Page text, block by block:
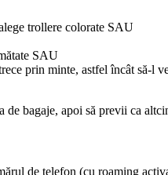
trollere colorate SAU
SAU
prin minte, astfel încât să-l
bagaje, apoi să previi ca
de telefon (cu roaming